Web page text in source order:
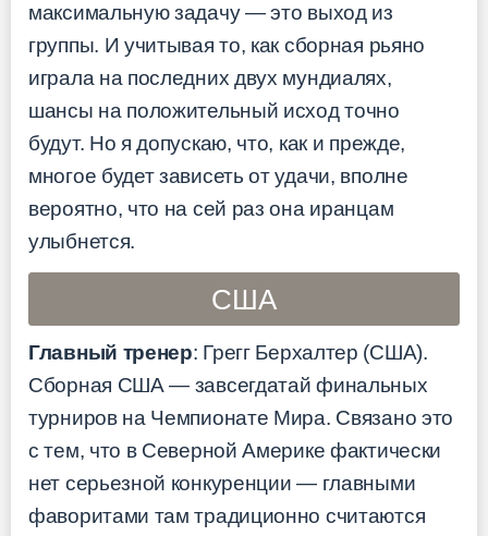
максимальную задачу — это выход из
группы. И учитывая то, как сборная рьяно
играла на последних двух мундиалях,
шансы на положительный исход точно
будут. Но я допускаю, что, как и прежде,
многое будет зависеть от удачи, вполне
вероятно, что на сей раз она иранцам
улыбнется.
США
Главный тренер: Грегг Берхалтер (США).
Сборная США — завсегдатай финальных
турниров на Чемпионате Мира. Связано это
с тем, что в Северной Америке фактически
нет серьезной конкуренции — главными
фаворитами там традиционно считаются